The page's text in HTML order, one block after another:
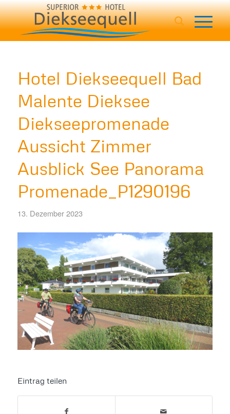
Hotel Diekseequell Bad
Malente Dieksee
Diekseepromenade
Aussicht Zimmer
Ausblick See Panorama
Promenade_P1290196
13. Dezember 2023
Eintrag teilen